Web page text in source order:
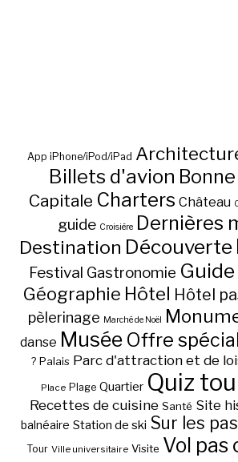
App iPhone/iPod/iPad
Billets d'avion
Capitale Charters Château
guide Croisière Dernières
Destination Découverte
Festival Gastronomie
Géographie Hôtel Hôtel
pèlerinage Marché de Noël
danse Musée Offre
? Palais Parc d'attraction et de
Place Plage Quartier Quiz
Recettes de cuisine Santé Site
balnéaire Station de ski Sur les pas
Tour Ville universitaire Visite Vol pas